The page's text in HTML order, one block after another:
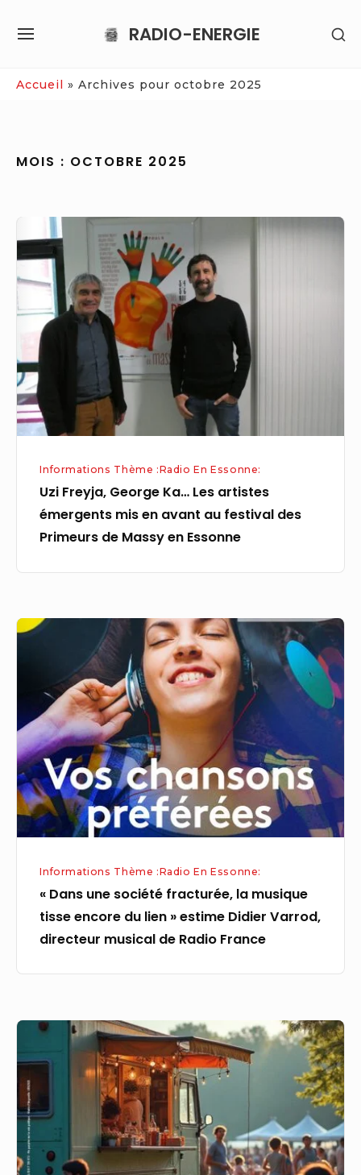
RADIO-ENERGIE
SITE
Accueil » Archives pour octobre 2025
MOIS : OCTOBRE 2025
Freyja,
George
Ka…
Les
artistes
émergents
mis
en
avant
festival
Primeurs
Informations Thème :Radio En Essonne:
Uzi Freyja, George Ka… Les artistes
émergents mis en avant au festival des
Primeurs de Massy en Essonne
« Dans
fracturée,
la
musique
tisse
encore
du
lien »
Didier
Varrod,
directeur
musical
Informations Thème :Radio En Essonne:
« Dans une société fracturée, la musique
tisse encore du lien » estime Didier Varrod,
directeur musical de Radio France
Concert
en
petit
comité
pour
la
fête